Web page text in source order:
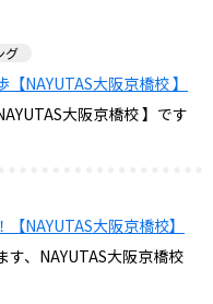
グ
NAYUTAS大阪京橋校 】
大阪京橋校 】です
NAYUTAS大阪京橋校】
す、NAYUTAS大阪京橋校